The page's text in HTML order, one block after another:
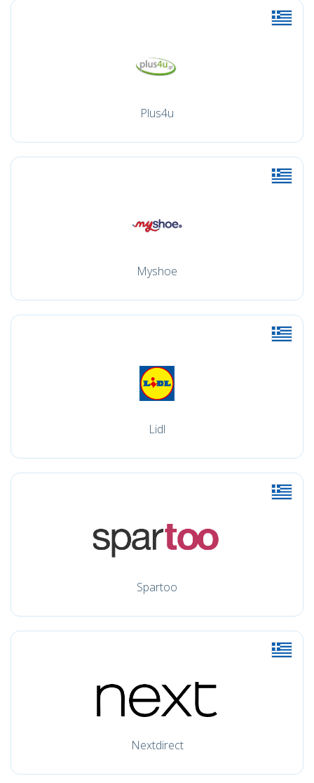
Plus4u
Myshoe
Lidl
Spartoo
Nextdirect